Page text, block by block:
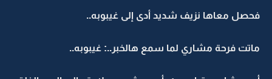
فحصل معاها نزيف شديد أدى إلى غيبوبه..
ماتت فرحة مشاري لما سمع هالخبر..: غيبوبه..